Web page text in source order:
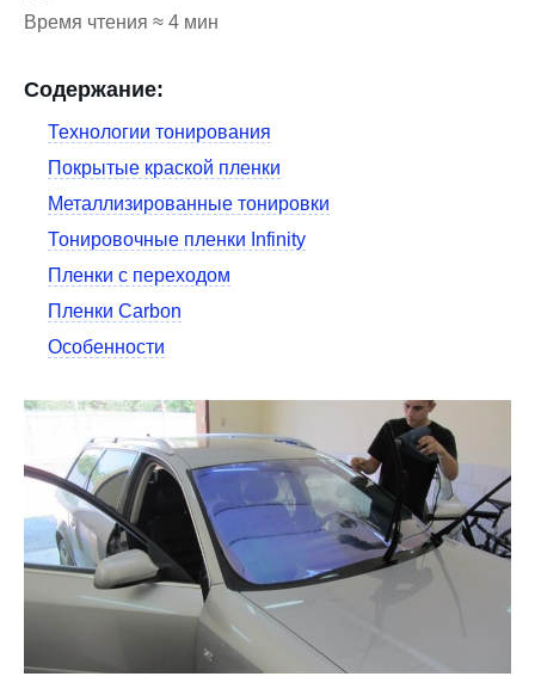
Время чтения ≈ 4 мин
Содержание:
Технологии тонирования
Покрытые краской пленки
Металлизированные тонировки
Тонировочные пленки Infinity
Пленки с переходом
Пленки Carbon
Особенности